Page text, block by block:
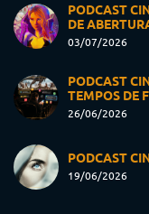
PODCAST
DE
03/07/2026
PODCAST
TEMPOS DE
26/06/2026
PODCAST
19/06/2026